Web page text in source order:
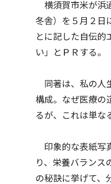
横須賀市米が浜
冬舎）を５月２日
とに記した自伝的
い」とＰＲする。
同著は、私の人
構成。なぜ医療の
るが、これは単な
印象的な表紙写
り、栄養バランス
の秘訣に挙げて、